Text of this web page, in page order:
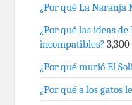
¿Por qué La Naranja
¿Por qué las ideas
incompatibles?
¿Por qué murió El
¿Por qué a los gatos